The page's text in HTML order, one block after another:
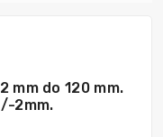
mm do 120 mm.
2mm.